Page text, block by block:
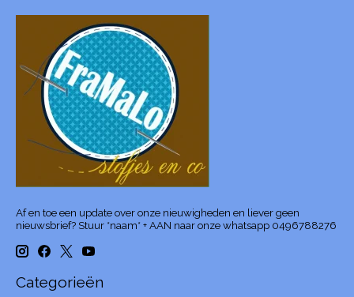
Af en toe een update over onze nieuwigheden en liever geen
nieuwsbrief? Stuur *naam* + AAN naar onze whatsapp 0496788276
Categorieën